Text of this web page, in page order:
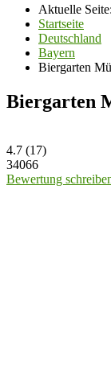
Aktuelle
Startseite
Deutschland
Bayern
Biergarten
Biergarten
4.7 (17)
34066
Bewertung